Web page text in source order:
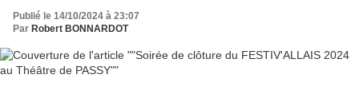
Publié le 14/10/2024 à 23:07
Par Robert BONNARDOT